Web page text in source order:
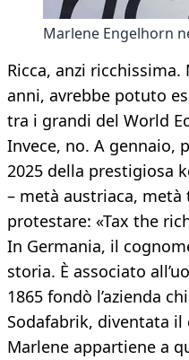
Marlene Engelhorn
Ricca, anzi
anni, avrebbe potuto
tra i grandi del World
Invece, no. A gennaio,
2025 della prestigiosa
– metà austriaca, metà
protestare: «Tax the
In Germania, il
storia. È associato
1865 fondò l’azienda
Sodafabrik, diventata
Marlene appartiene a